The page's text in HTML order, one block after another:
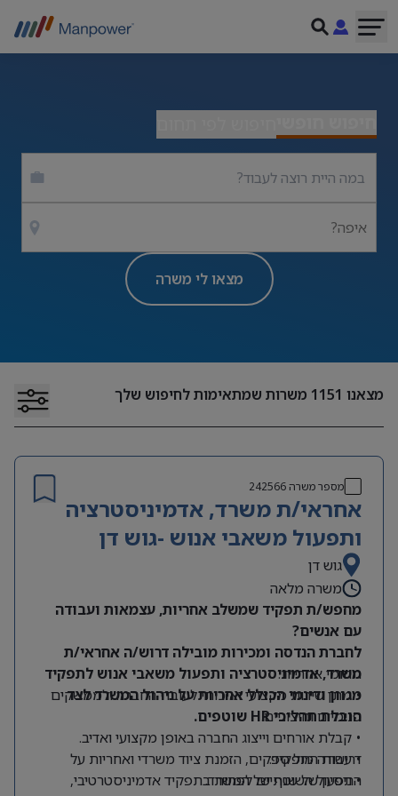
איפה?
מצאו לי משרה
מצאנו 1151 משרות שמתאימות לחיפוש שלך
מספר משרה242566
אחראי/ת משרד, אדמיניסטרציה
ותפעול משאבי אנוש -גוש דן
גוש דן
משרה מלאה
מחפש/ת תפקיד שמשלב אחריות, עצמאות ועבודה
עם אנשים?
לחברת הנדסה ומכירות מובילה דרוש/ה אחראי/ת
משרד, אדמיניסטרציה ותפעול משאבי אנוש לתפקיד
מגוון ודינמי הכולל אחריות על ניהול המשרד לצד
הובלת תהליכי HR שוטפים.
תחומי אחריות:
• מתן שירות מקצועי ואיכותי לעובדי החברה ולממשקים
פנימיים וחיצוניים.
• קבלת אורחים וייצוג החברה באופן מקצועי ואדיב.
• עבודה מול ספקים, הזמנת ציוד משרדי ואחריות על
התפעול השוטף של המשרד.
דרישות התפקיד:
• ניסיון של שנתיים לפחות בתפקיד אדמיניסטרטיבי,